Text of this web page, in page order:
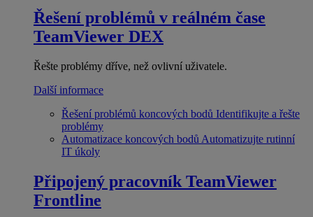
Řešení problémů v reálném čase
TeamViewer DEX
Řešte problémy dříve, než ovlivní uživatele.
Další informace
Řešení problémů koncových bodů Identifikujte a řešte
problémy
Automatizace koncových bodů Automatizujte rutinní
IT úkoly
Připojený pracovník TeamViewer
Frontline